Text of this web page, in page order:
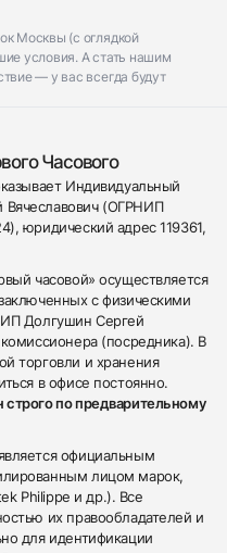
Москвы (с оглядкой
условия. А стать нашим
— у вас всегда будут
Часового
Индивидуальный
Вячеславович (ОГРНИП
юридический адрес 119361,
часовой» осуществляется
с физическими
Долгушин Сергей
(посредника). В
торговли и хранения
в офисе постоянно.
по предварительному
официальным
лицом марок,
Philippe и др.). Все
их правообладателей и
для идентификации